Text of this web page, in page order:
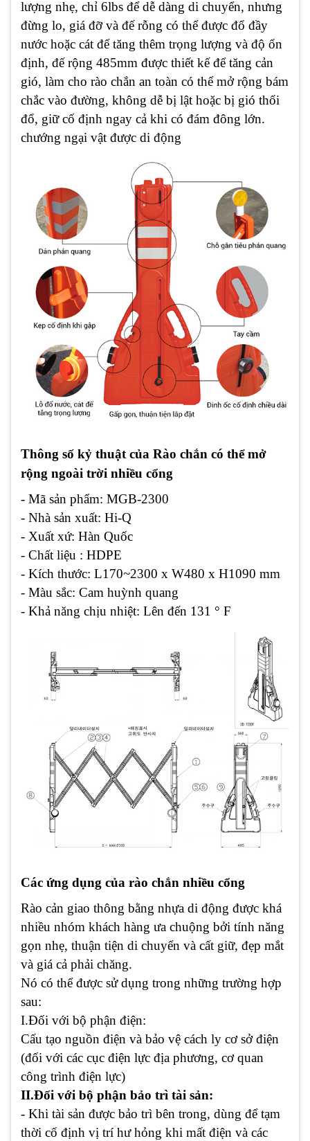
lượng nhẹ, chỉ 6lbs để dễ dàng di chuyển, nhưng
đừng lo, giá đỡ và đế rỗng có thể được đổ đầy
nước hoặc cát để tăng thêm trọng lượng và độ ổn
định, đế rộng 485mm được thiết kế để tăng cản
gió, làm cho rào chắn an toàn có thể mở rộng bám
chắc vào đường, không dễ bị lật hoặc bị gió thổi
đổ, giữ cố định ngay cả khi có đám đông lớn.
chướng ngại vật được di động
Thông số kỷ thuật của Rào chắn có thể mở
rộng ngoài trời nhiều cổng
- Mã sản phẩm: MGB-2300
- Nhà sản xuất: Hi-Q
- Xuất xứ: Hàn Quốc
- Chất liệu : HDPE
- Kích thước: L170~2300 x W480 x H1090 mm
- Màu sắc: Cam huỳnh quang
- Khả năng chịu nhiệt: Lên đến 131 ° F
Các ứng dụng của rào chắn nhiều cổng
Rào cản giao thông bằng nhựa di động được khá
nhiều nhóm khách hàng ưa chuộng bởi tính năng
gọn nhẹ, thuận tiện di chuyển và cất giữ, đẹp mắt
và giá cả phải chăng.
Nó có thể được sử dụng trong những trường hợp
sau:
I.Đối với bộ phận điện:
Cấu tạo nguồn điện và bảo vệ cách ly cơ sở điện
(đối với các cục điện lực địa phương, cơ quan
công trình điện lực)
II.Đối với bộ phận bảo trì tài sản:
- Khi tài sản được bảo trì bên trong, dùng để tạm
thời cố định vị trí hư hỏng khi mất điện và các